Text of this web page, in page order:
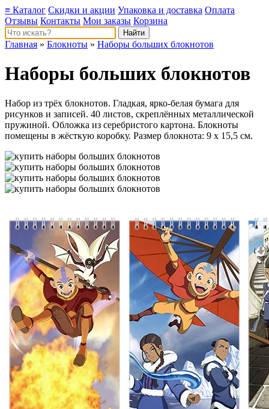
≡ Каталог Скидки и акции Упаковка и доставка Оплата
Отзывы Контакты Мои заказы Корзина
Главная » Блокноты » Наборы больших блокнотов
Наборы больших блокнотов
Набор из трёх блокнотов. Гладкая, ярко-белая бумага для
рисунков и записей. 40 листов, скреплённых металлической
пружиной. Обложка из серебристого картона. Блокноты
помещены в жёсткую коробку. Размер блокнота: 9 х 15,5 см.